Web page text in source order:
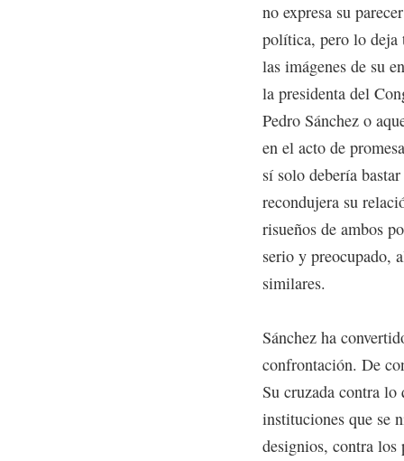
no expresa su
política, pero lo deja
las imágenes de su
la presidenta del
Pedro Sánchez o
en el acto de
sí solo debería
recondujera su
risueños de ambos
serio y preocupado,
similares.
Sánchez ha
confrontación. De
Su cruzada contra lo
instituciones que se
designios, contra los